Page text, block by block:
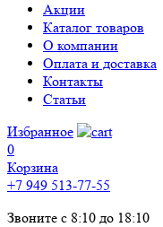
Акции
Каталог товаров
О компании
Оплата и доставка
Контакты
Статьи
Избранное
0
Корзина
+7 949 513-77-55
Звоните с 8:10 до 18:10